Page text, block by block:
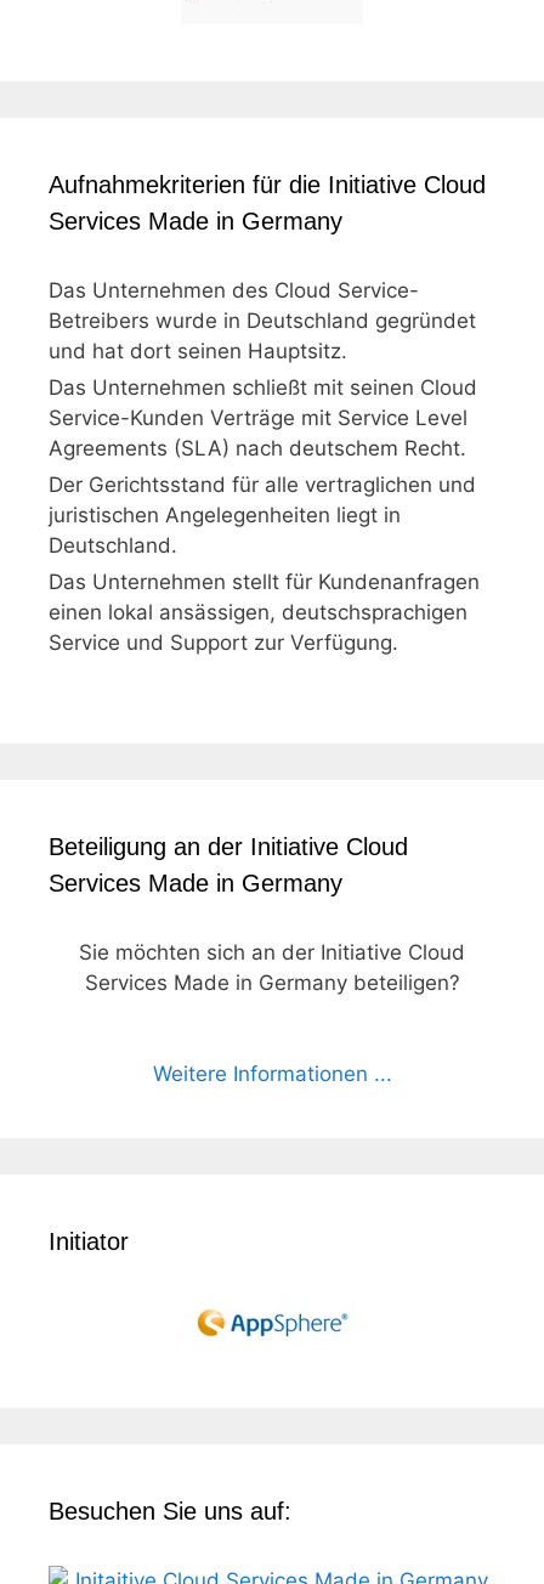
Aufnahmekriterien für die Initiative Cloud
Services Made in Germany
Das Unternehmen des Cloud Service-
Betreibers wurde in Deutschland gegründet
und hat dort seinen Hauptsitz.
Das Unternehmen schließt mit seinen Cloud
Service-Kunden Verträge mit Service Level
Agreements (SLA) nach deutschem Recht.
Der Gerichtsstand für alle vertraglichen und
juristischen Angelegenheiten liegt in
Deutschland.
Das Unternehmen stellt für Kundenanfragen
einen lokal ansässigen, deutschsprachigen
Service und Support zur Verfügung.
Beteiligung an der Initiative Cloud
Services Made in Germany
Sie möchten sich an der Initiative Cloud
Services Made in Germany beteiligen?
Weitere Informationen ...
Initiator
Besuchen Sie uns auf: